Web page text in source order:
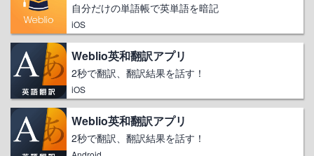
自分だけの単語帳で英単語を暗記
iOS
Weblio英和翻訳アプリ
2秒で翻訳、翻訳結果を話す！
iOS
Weblio英和翻訳アプリ
2秒で翻訳、翻訳結果を話す！